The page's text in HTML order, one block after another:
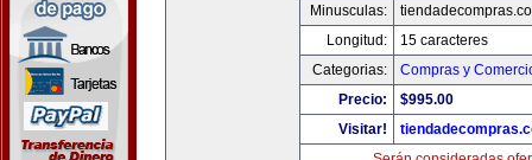
Minusculas:
Longitud:
15 caracteres
Categorias:
Compras y
Precio:
$995.00
Visitar!